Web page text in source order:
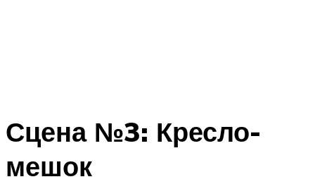
Сцена №3: Кресло-
мешок